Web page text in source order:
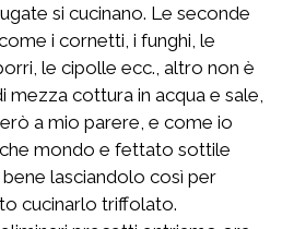
si cucinano. Le seconde
i cornetti, i funghi, le
le cipolle ecc., altro non è
mezza cottura in acqua e sale,
a mio parere, e come io
mondo e fettato sottile
bene lasciandolo così per
cucinarlo triffolato.